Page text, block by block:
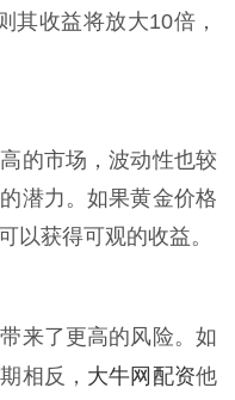
其收益将放大10倍，
的市场，波动性也较
潜力。如果黄金价格
以获得可观的收益。
来了更高的风险。如
相反， 大牛网配资他